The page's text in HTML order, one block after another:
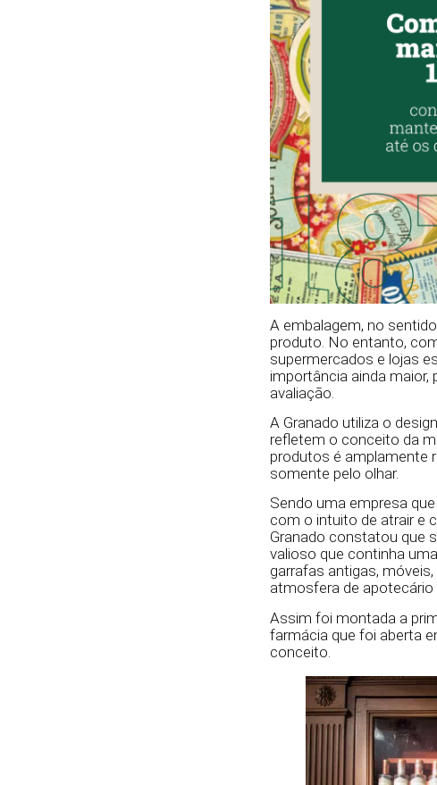
A embalagem, no
produto. No entanto,
supermercados e lojas
importância ainda
avaliação.
A Granado utiliza o
refletem o conceito da
produtos é amplamente
somente pelo olhar.
Sendo uma empresa
com o intuito de atrair e
Granado constatou que
valioso que continha
garrafas antigas,
atmosfera de
Assim foi montada a
farmácia que foi aberta
conceito.